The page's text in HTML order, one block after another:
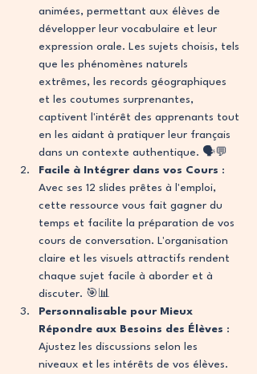
animées, permettant aux élèves de
développer leur vocabulaire et leur
expression orale. Les sujets choisis, tels
que les phénomènes naturels
extrêmes, les records géographiques
et les coutumes surprenantes,
captivent l'intérêt des apprenants tout
en les aidant à pratiquer leur français
dans un contexte authentique. 🗣️💬
Facile à Intégrer dans vos Cours :
Avec ses 12 slides prêtes à l'emploi,
cette ressource vous fait gagner du
temps et facilite la préparation de vos
cours de conversation. L'organisation
claire et les visuels attractifs rendent
chaque sujet facile à aborder et à
discuter. 🎯📊
Personnalisable pour Mieux
Répondre aux Besoins des Élèves :
Ajustez les discussions selon les
niveaux et les intérêts de vos élèves.